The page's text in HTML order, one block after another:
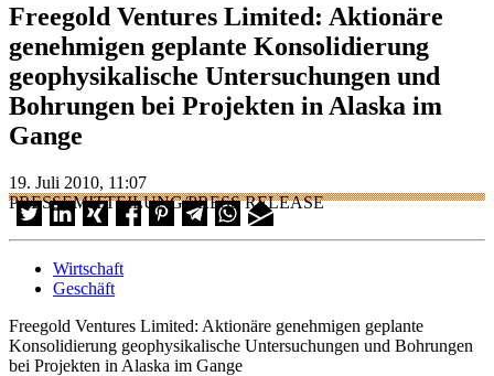
Freegold Ventures Limited: Aktionäre
genehmigen geplante Konsolidierung
geophysikalische Untersuchungen und
Bohrungen bei Projekten in Alaska im
Gange
19. Juli 2010, 11:07
PRESSEMITTEILUNG/PRESS RELEASE
Wirtschaft
Geschäft
Freegold Ventures Limited: Aktionäre genehmigen geplante
Konsolidierung geophysikalische Untersuchungen und Bohrungen
bei Projekten in Alaska im Gange